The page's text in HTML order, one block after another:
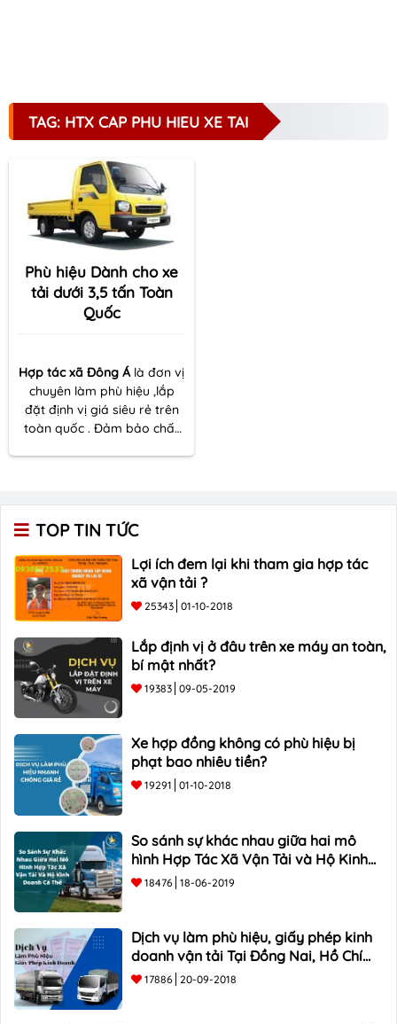
TAG: HTX CAP PHU HIEU XE TAI
Phù hiệu Dành cho xe
tải dưới 3,5 tấn Toàn
Quốc
Hợp tác xã Đông Á là đơn vị
chuyên làm phù hiệu ,lắp
đặt định vị giá siêu rẻ trên
toàn quốc . Đảm bảo chất
TOP TIN TỨC
Lợi ích đem lại khi tham gia hợp tác
xã vận tải ?
25343 01-10-2018
Lắp định vị ở đâu trên xe máy an toàn,
bí mật nhất?
19383 09-05-2019
Xe hợp đồng không có phù hiệu bị
phạt bao nhiêu tiền?
19291 01-10-2018
So sánh sự khác nhau giữa hai mô
hình Hợp Tác Xã Vận Tải và Hộ Kinh
Doanh Cá Thể
18476 18-06-2019
Dịch vụ làm phù hiệu, giấy phép kinh
doanh vận tải Tại Đồng Nai, Hồ Chí
Minh
17886 20-09-2018